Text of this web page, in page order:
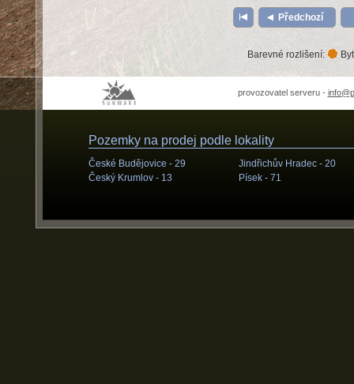
Předchozí
Barevné rozlišení:
provozovatel serveru -
Pozemky na prodej podle lokality
České Budějovice - 29
Český Krumlov - 13
Jindřichův Hradec - 20
Písek - 71